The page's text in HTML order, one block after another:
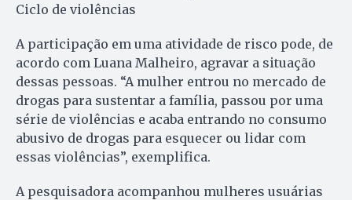
Ciclo de violências
A participação em uma atividade de risco pode, de
acordo com Luana Malheiro, agravar a situação
dessas pessoas. “A mulher entrou no mercado de
drogas para sustentar a família, passou por uma
série de violências e acaba entrando no consumo
abusivo de drogas para esquecer ou lidar com
essas violências”, exemplifica.
A pesquisadora acompanhou mulheres usuárias